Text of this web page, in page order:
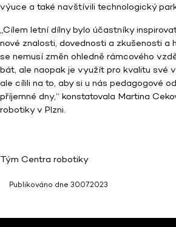
výuce a také navštívili technologický
„Cílem letní dílny bylo účastníky
nové znalosti, dovednosti a zkušenosti a
se nemusí změn ohledně rámcového
bát, ale naopak je využít pro kvalitu své
ale cílili na to, aby si u nás pedagogové
příjemné dny,“ konstatovala Martina
robotiky v Plzni.
Tým Centra robotiky
Publikováno dne 30.07.2023